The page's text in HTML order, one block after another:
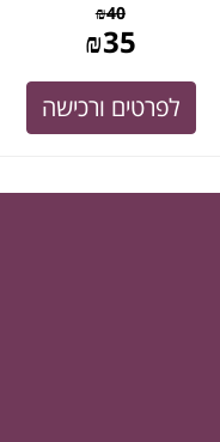
₪40
₪35
לפרטים ורכישה